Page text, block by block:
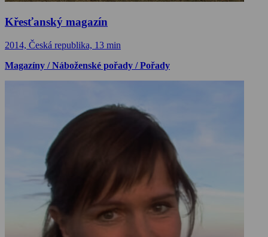
Křesťanský magazín
2014, Česká republika, 13 min
Magazíny / Náboženské pořady / Pořady